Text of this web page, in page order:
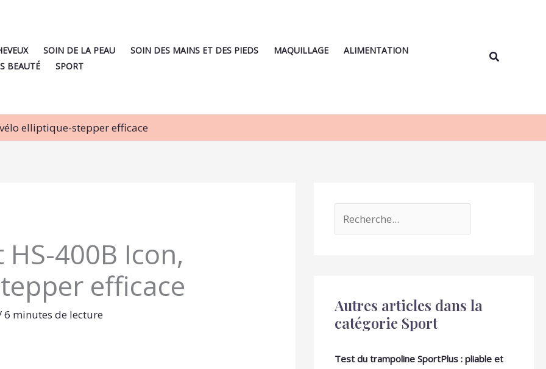
SOIN DE LA PEAU SOIN DES MAINS ET DES PIEDS MAQUILLAGE
ALIMENTATION
BEAUTÉ
SPORT
elliptique-stepper efficace
400B Icon,
efficace
6 minutes de lecture
Autres articles dans la
catégorie Sport
Test du trampoline SportPlus : pliable et